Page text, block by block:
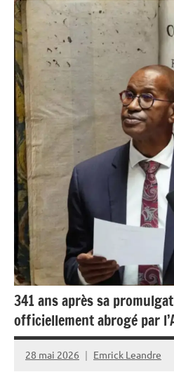
Antilles-
Guyane
Blog
France
Guadeloupe
Guyane
La
Réunion
Martinique
Outremer
Politique
Société
341 ans après sa
officiellement abrogé par
28 mai 2026 Emrick Leandre